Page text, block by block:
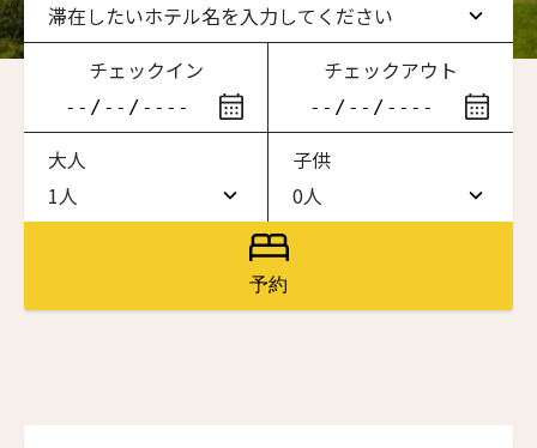
滞在したいホテル名を入力してください
滞在したいホテル名を入力してください
ワン・ジーティー・グランド・ケイマン
ONE GT Grand Cayman
ザ・キャベンディッシュ・ロンドン
ザ・バウアー
チェックイン チェックアウト
大人
1人
1人
子供
0人
0人
予約